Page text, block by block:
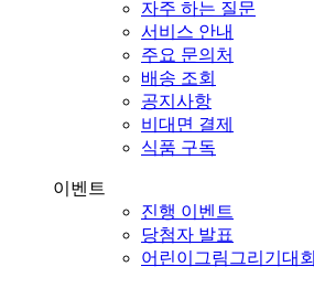
자주 하는 질문
서비스 안내
주요 문의처
배송 조회
공지사항
비대면 결제
식품 구독
이벤트
진행 이벤트
당첨자 발표
어린이그림그리기대회